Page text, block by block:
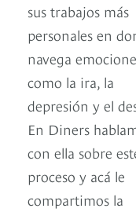
sus trabajos más
personales en
navega
como la ira, la
depresión y el
En Diners
con ella sobre
proceso y acá le
compartimos la